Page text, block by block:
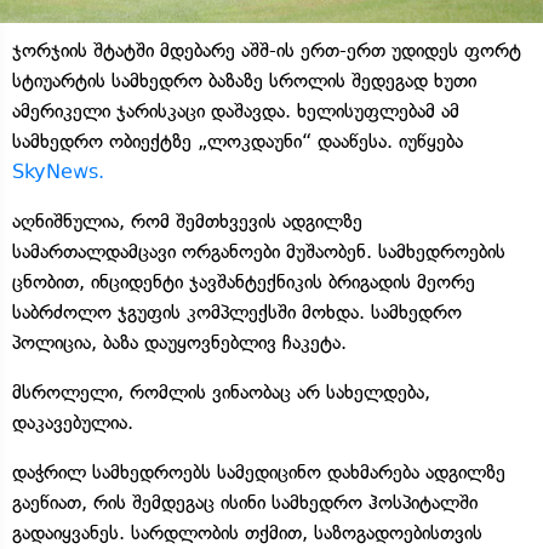
ჯორჯიის შტატში მდებარე აშშ-ის ერთ-ერთ უდიდეს ფორტ
სტიუარტის სამხედრო ბაზაზე სროლის შედეგად ხუთი
ამერიკელი ჯარისკაცი დაშავდა. ხელისუფლებამ ამ
სამხედრო ობიექტზე „ლოკდაუნი“ დააწესა. იუწყება
SkyNews.
აღნიშნულია, რომ შემთხვევის ადგილზე
სამართალდამცავი ორგანოები მუშაობენ. სამხედროების
ცნობით, ინციდენტი ჯავშანტექნიკის ბრიგადის მეორე
საბრძოლო ჯგუფის კომპლექსში მოხდა. სამხედრო
პოლიცია, ბაზა დაუყოვნებლივ ჩაკეტა.
მსროლელი, რომლის ვინაობაც არ სახელდება,
დაკავებულია.
დაჭრილ სამხედროებს სამედიცინო დახმარება ადგილზე
გაეწიათ, რის შემდეგაც ისინი სამხედრო ჰოსპიტალში
გადაიყვანეს. სარდლობის თქმით, საზოგადოებისთვის